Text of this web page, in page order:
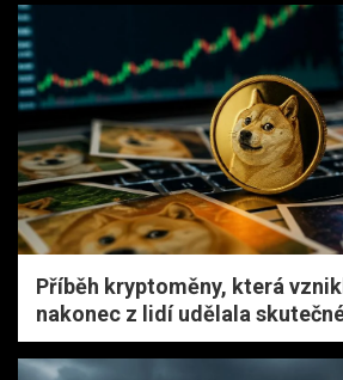
Příběh kryptoměny, která
nakonec z lidí udělala